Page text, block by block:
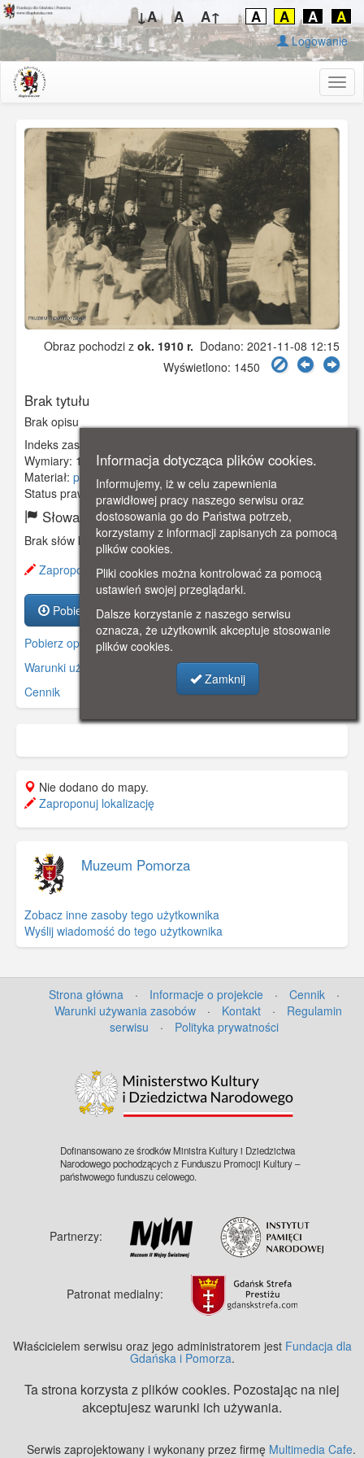
↓A A A↑ A A A A
Logowanie
Obraz pochodzi z ok. 1910 r. Dodano: 2021-11-08 12:15
Wyświetlono: 1450
Brak tytułu
Brak opisu
Indeks zasobu:
Wymiary: 140 x 91 mm
Materiał: papier fotograficzny
Status prawny:Użycie Niekomercyjne
Słowa kluczowe:
Brak słów kluczowych
Zaproponuj zmianę opisu.
Pobierz zasób
Pobierz opis
Warunki używania zasobów.
Cennik
Nie dodano do mapy.
Zaproponuj lokalizację
Muzeum Pomorza
Zobacz inne zasoby tego użytkownika
Wyślij wiadomość do tego użytkownika
Strona główna · Informacje o projekcie · Cennik
·
Warunki używania zasobów
· Kontakt ·
Regulamin
serwisu
· Polityka prywatności
Dofinansowano ze środków Ministra Kultury i Dziedzictwa
Narodowego pochodzących z Funduszu Promocji Kultury –
państwowego funduszu celowego.
Partnerzy:
Patronat medialny:
Właścicielem serwisu oraz jego administratorem jest Fundacja dla
Gdańska i Pomorza.
Ta strona korzysta z plików cookies. Pozostając na niej
akceptujesz warunki ich używania.
Serwis zaprojektowany i wykonany przez firmę Multimedia Cafe.
Informacja dotycząca plików cookies.
Informujemy, iż w celu zapewnienia
prawidłowej pracy naszego serwisu oraz
dostosowania go do Państwa potrzeb,
korzystamy z informacji zapisanych za pomocą
plików cookies.
Pliki cookies można kontrolować za pomocą
ustawień swojej przeglądarki.
Dalsze korzystanie z naszego serwisu
oznacza, że użytkownik akceptuje stosowanie
plików cookies.
Zamknij